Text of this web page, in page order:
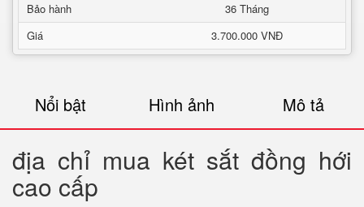
Bảo hành
36 Tháng
Giá
3.700.000 VNĐ
Nổi bật Hình ảnh Mô tả
địa chỉ mua két sắt đồng hới
cao cấp